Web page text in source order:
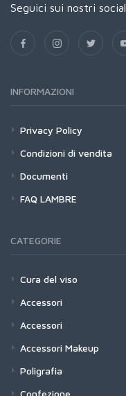
Seguici sui nostri social
INFORMAZIONI
Privacy Policy
Condizioni di vendita
Documenti
FAQ LAMBRE
CATEGORIE
Cura del viso
Accessori
Accessori
Accessori Makeup
Poligrafia